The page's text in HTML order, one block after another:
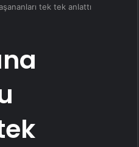
tek tek anlattı